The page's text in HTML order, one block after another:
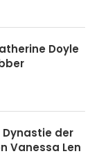
Doyle
Dynastie der
Vanessa Len